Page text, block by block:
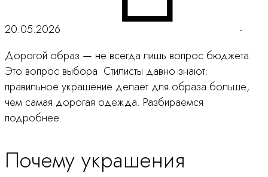
20.05.2026
-
Дорогой образ — не всегда лишь вопрос бюджета.
Это вопрос выбора. Стилисты давно знают:
правильное украшение делает для образа больше,
чем самая дорогая одежда. Разбираемся
подробнее.
Почему украшения